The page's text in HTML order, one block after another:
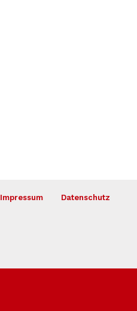
Impressum Datenschutz